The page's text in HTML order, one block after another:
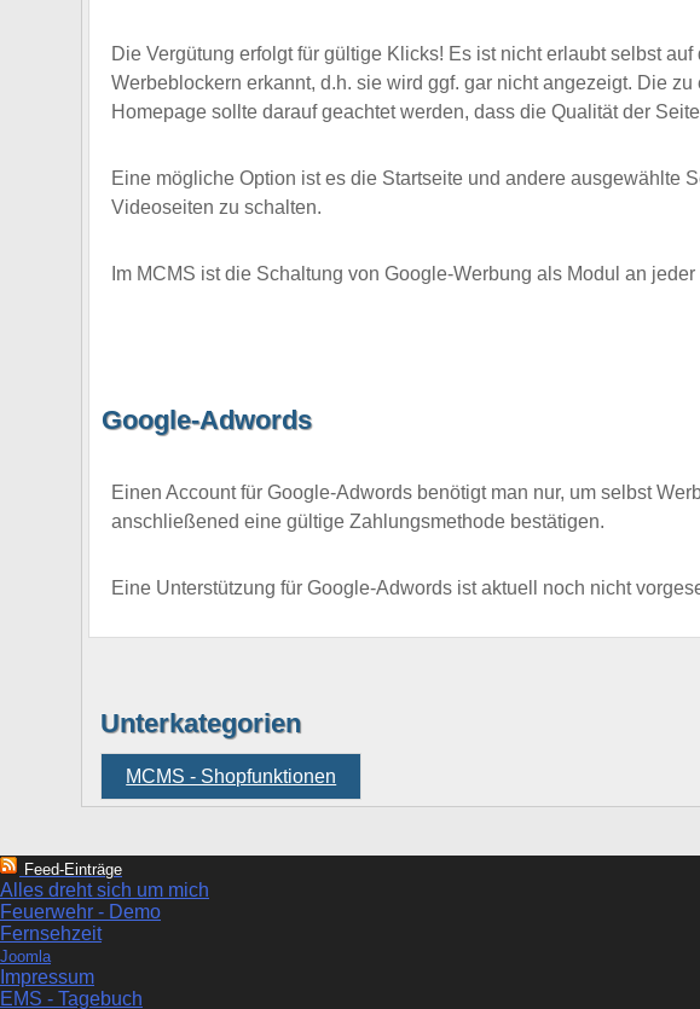
Die Vergütung erfolgt für gültige Klicks! Es ist nicht erlaubt selbst
Werbeblockern erkannt, d.h. sie wird ggf. gar nicht angezeigt. Die
Homepage sollte darauf geachtet werden, dass die Qualität der
Eine mögliche Option ist es die Startseite und andere ausgewählte
Videoseiten zu schalten.
Im MCMS ist die Schaltung von Google-Werbung als Modul an
Google-Adwords
Einen Account für Google-Adwords benötigt man nur, um selbst
anschließened eine gültige Zahlungsmethode bestätigen.
Eine Unterstützung für Google-Adwords ist aktuell noch nicht
Unterkategorien
MCMS - Shopfunktionen
Feed-Einträge
Alles dreht sich um mich
Feuerwehr - Demo
Fernsehzeit
Joomla
Impressum
EMS - Tagebuch